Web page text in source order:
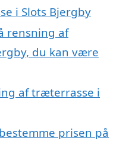
i Slots Bjergby
rensning af
du kan være
af træterrasse i
prisen på